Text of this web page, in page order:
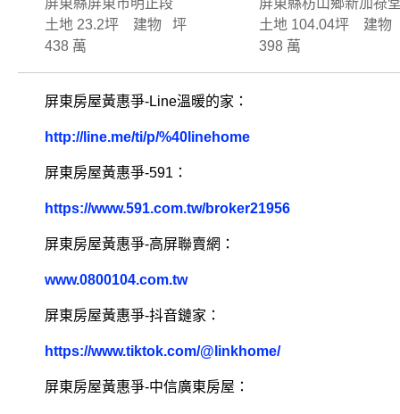
屏東縣屏東市明正段
土地 23.2坪 建物 坪
438 萬
屏東縣枋山鄉新加祿
土地 104.04坪 建物
398 萬
屏東房屋黃惠爭-Line溫暖的家：
http://line.me/ti/p/%40linehome
屏東房屋黃惠爭-591：
https://www.591.com.tw/broker21956
屏東房屋黃惠爭-高屏聯賣網：
www.0800104.com.tw
屏東房屋黃惠爭-抖音鏈家：
https://www.tiktok.com/@linkhome/
屏東房屋黃惠爭-中信廣東房屋：